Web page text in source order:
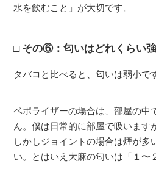
水を飲むこと」が大切です。
その⑥：匂いはどれくらい
タバコと比べると、匂いは弱小で
ベポライザーの場合は、部屋の中
ん。僕は日常的に部屋で吸います
しかしジョイントの場合は煙が多
い。とはいえ大麻の匂いは「１〜